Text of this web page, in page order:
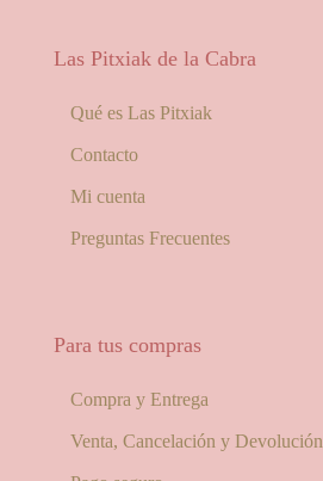
Las Pitxiak de la Cabra
Qué es Las Pitxiak
Contacto
Mi cuenta
Preguntas Frecuentes
Para tus compras
Compra y Entrega
Venta, Cancelación y Devolución